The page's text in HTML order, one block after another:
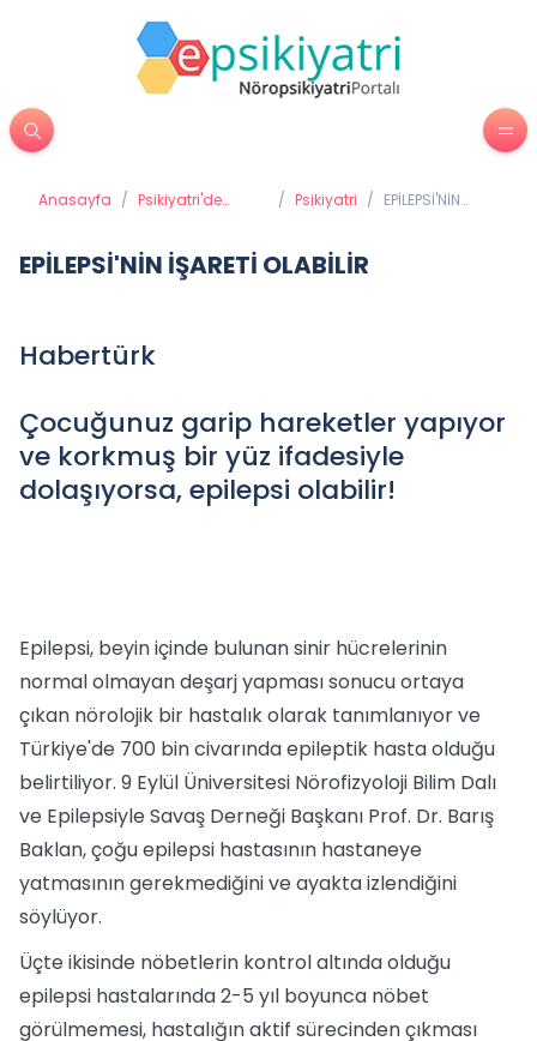
Anasayfa / Psikiyatri'de
/ Psikiyatri / EPİLEPSİ'NİN
EPİLEPSİ'NİN İŞARETİ OLABİLİR
Habertürk
Çocuğunuz garip hareketler yapıyor
ve korkmuş bir yüz ifadesiyle
dolaşıyorsa, epilepsi olabilir!
Epilepsi, beyin içinde bulunan sinir hücrelerinin
normal olmayan deşarj yapması sonucu ortaya
çıkan nörolojik bir hastalık olarak tanımlanıyor ve
Türkiye'de 700 bin civarında epileptik hasta olduğu
belirtiliyor. 9 Eylül Üniversitesi Nörofizyoloji Bilim Dalı
ve Epilepsiyle Savaş Derneği Başkanı Prof. Dr. Barış
Baklan, çoğu epilepsi hastasının hastaneye
yatmasının gerekmediğini ve ayakta izlendiğini
söylüyor.
Üçte ikisinde nöbetlerin kontrol altında olduğu
epilepsi hastalarında 2-5 yıl boyunca nöbet
görülmemesi, hastalığın aktif sürecinden çıkması